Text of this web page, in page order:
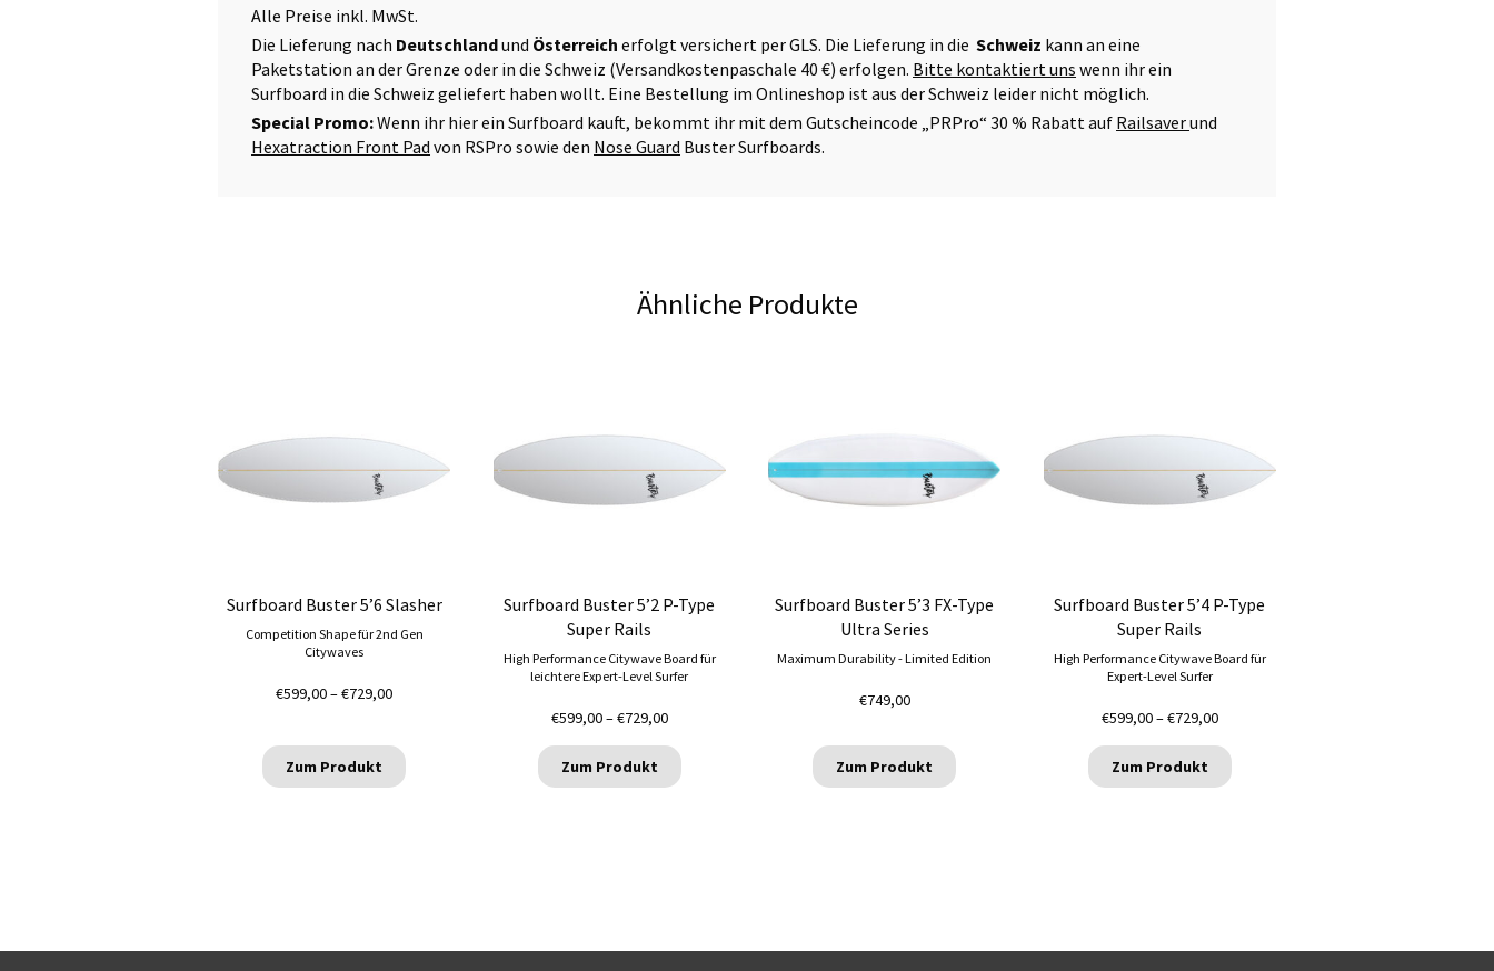
Alle Preise inkl. MwSt.
Die Lieferung nach Deutschlandund Österreich erfolgt versichert per GLS. Die Lieferung in dieSchweiz kann an eine
Paketstation an der Grenze oder in die Schweiz (Versandkostenpaschale 40 €) erfolgen. Bitte kontaktiert uns wenn ihr ein
Surfboard in die Schweiz geliefert haben wollt. Eine Bestellung im Onlineshop ist aus der Schweiz leider nicht möglich.
Special Promo:Wenn ihr hier ein Surfboard kauft, bekommt ihr mit dem Gutscheincode „PRPro“ 30 % Rabatt auf Railsaverund
Hexatraction Front Pad von RSPro sowie den Nose Guard Buster Surfboards.
Ähnliche Produkte
Surfboard Buster 5’6 Slasher
Competition Shape für 2nd Gen
Citywaves
€599,00–€729,00Preisspanne:
€729,00
Zum Produkt
Varianten
auf.
Die
Produktseite
gewählt
werden
Surfboard Buster 5’2 P-Type
Super Rails
High Performance Citywave Board für
leichtere Expert-Level Surfer
€599,00–€729,00Preisspanne:
bis
€729,00
Zum Produkt
Varianten
auf.
Die
Produktseite
gewählt
Surfboard Buster 5’3 FX-Type
Ultra Series
Maximum Durability - Limited Edition
€749,00
Zum Produkt
Surfboard Buster 5’4 P-Type
Super Rails
High Performance Citywave Board für
Expert-Level Surfer
€599,00–€729,00Preisspanne:
bis
€729,00
Zum Produkt
Varianten
auf.
Die
Produktseite
gewählt